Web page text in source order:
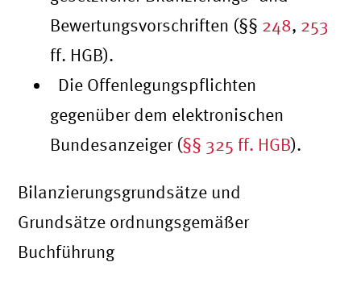
Bewertungsvorschriften (§§ 248, 253
ff. HGB).
Die Offenlegungspflichten
gegenüber dem elektronischen
Bundesanzeiger (§§ 325 ff. HGB).
Bilanzierungsgrundsätze und
Grundsätze ordnungsgemäßer
Buchführung